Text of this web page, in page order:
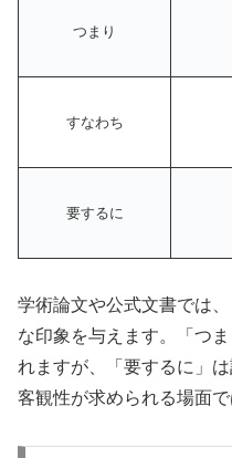
つまり
すなわち
要するに
学術論文や公式文書では
な印象を与えます。「つ
れますが、「要するに」
客観性が求められる場面で